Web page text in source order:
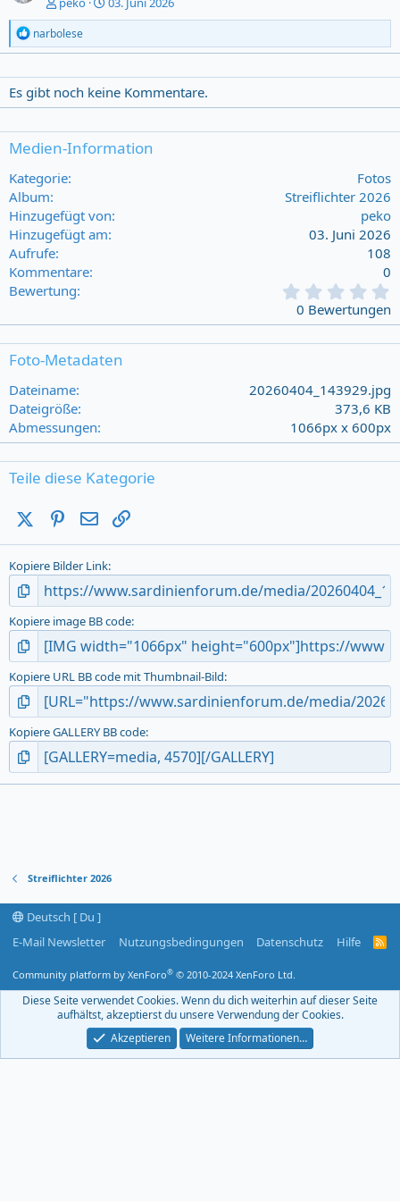
R
e
c
t
i
n
s
narbolese
Es gibt noch keine Kommentare.
Medien-Information
Kategorie
Fotos
Album
Streiflichter 2026
Hinzugefügt von
peko
Hinzugefügt am
03. Juni 2026
Aufrufe
108
Kommentare
0
Bewertung
0
0
s
0 Bewertungen
Foto-Metadaten
Dateiname
20260404_143929.jpg
Dateigröße
373,6 KB
Abmessungen
1066px x 600px
Teile diese Kategorie
X (Twitter)Pinterest
E-Mail
Kopiere Bilder Link
Kopiere image BB code
Kopiere URL BB code mit Thumbnail-Bild
Kopiere GALLERY BB code
Streiflichter 2026
Deutsch [ Du ]
E-Mail Newsletter
Nutzungsbedingungen Datenschutz Hilfe
R
F
Community platform by XenForo® © 2010-2024 XenForo Ltd.
Diese Seite verwendet Cookies. Wenn du dich weiterhin auf dieser Seite
aufhältst, akzeptierst du unsere Verwendung der Cookies.
Akzeptieren
Weitere Informationen…